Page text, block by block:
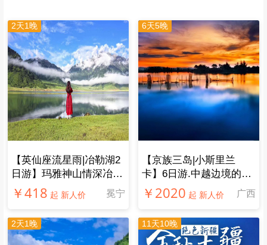
2天1晚
【英仙座流星雨|冶勒湖2
日游】玛雅神山情深冶
勒，传唱千年孟获城
￥418 起 新人价 冕宁
6天5晚
【京族三岛|小斯里兰
卡】6日游.中越边境的斯
里兰卡，不一样的玩法
￥2020 起 新人价 广西
2天1晚 11天10晚